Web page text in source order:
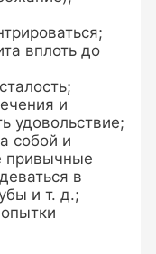
вплоть до
и
удовольствие;
собой и
привычные
в
и т. д.;